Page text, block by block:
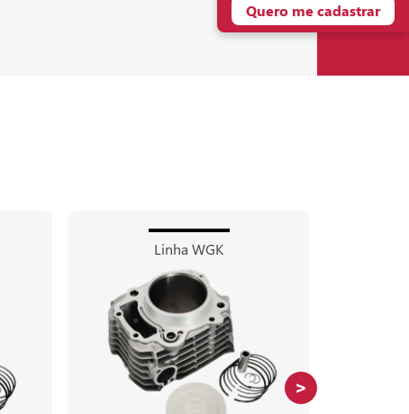
Linha WGK
Quero me cadastrar